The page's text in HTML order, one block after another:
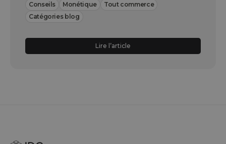
Conseils
Monétique
Tout commerce
Catégories blog
Lire l’article